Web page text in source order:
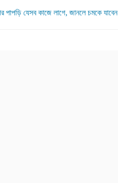
পাপড়ি যেসব কাজে লাগে, জানলে চমকে যাবেন